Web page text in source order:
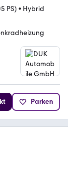
PS) • Hybrid
Parken
Kamera/Ap